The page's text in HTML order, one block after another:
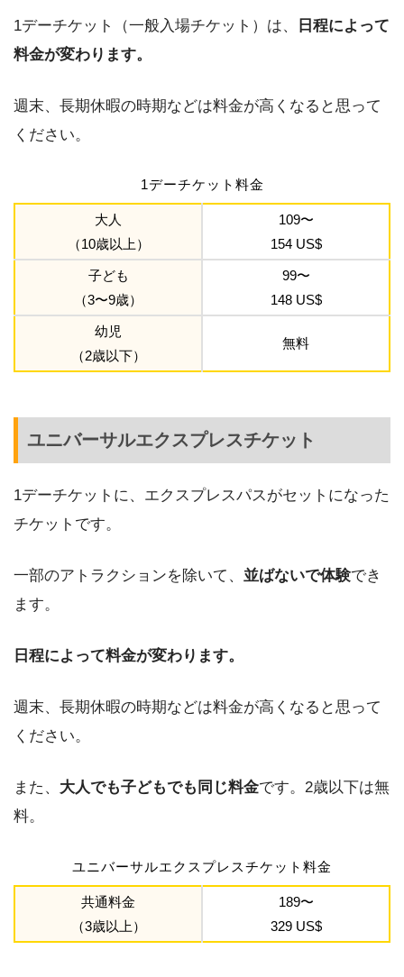
1デーチケット（一般入場チケット）は、
日程によって
料金が変わります。
週末、長期休暇の時期などは料金が高くなると思って
ください。
1デーチケット料金
大人
（10歳以上）
109〜
154 US$
子ども
（3〜9歳）
99〜
148 US$
幼児
（2歳以下）
無料
ユニバーサルエクスプレスチケット
1デーチケットに、エクスプレスパスがセットになった
チケットです。
一部のアトラクションを除いて、 並ばないで体験でき
ます。
日程によって料金が変わります。
週末、長期休暇の時期などは料金が高くなると思って
ください。
また、 大人でも子どもでも同じ料金です。2歳以下は無
料。
ユニバーサルエクスプレスチケット料金
共通料金
（3歳以上）
189〜
329 US$